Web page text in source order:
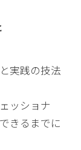
実践の技法
ッショナ
きるまでに